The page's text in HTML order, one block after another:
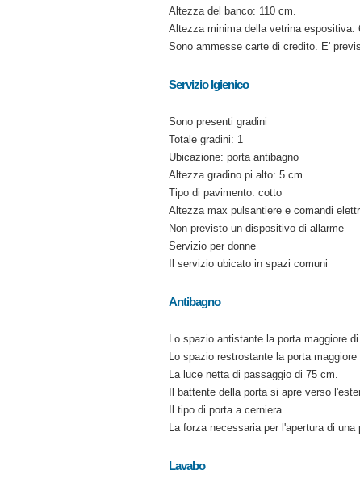
Altezza del banco: 110 cm.
Altezza minima della vetrina espositiva:
Sono ammesse carte di credito. E'
Servizio Igienico
Sono presenti gradini
Totale gradini: 1
Ubicazione: porta antibagno
Altezza gradino pi alto: 5 cm
Tipo di pavimento: cotto
Altezza max pulsantiere e comandi
Non previsto un dispositivo di allarme
Servizio per donne
Il servizio ubicato in spazi comuni
Antibagno
Lo spazio antistante la porta maggiore
Lo spazio restrostante la porta
La luce netta di passaggio di 75 cm.
Il battente della porta si apre verso
Il tipo di porta a cerniera
La forza necessaria per l'apertura di una
Lavabo